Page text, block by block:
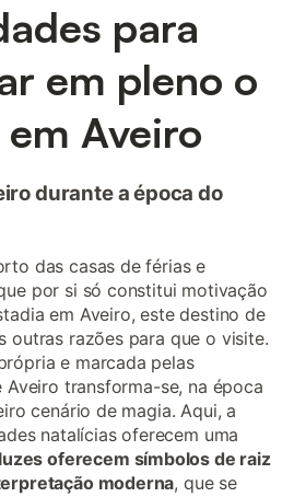
para
em pleno o
Aveiro
durante a época do
das casas de férias e
por si só constitui motivação
em Aveiro, este destino de
outras razões para que o visite.
e marcada pelas
transforma-se, na época
cenário de magia. Aqui, a
natalícias oferecem uma
luzes oferecem símbolos de raiz
moderna, que se